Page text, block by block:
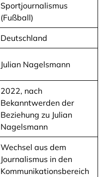
Sportjournalismus
(Fußball)
Deutschland
Julian Nagelsmann
2022, nach
Bekanntwerden der
Beziehung zu Julian
Nagelsmann
Wechsel aus dem
Journalismus in den
Kommunikationsbereich